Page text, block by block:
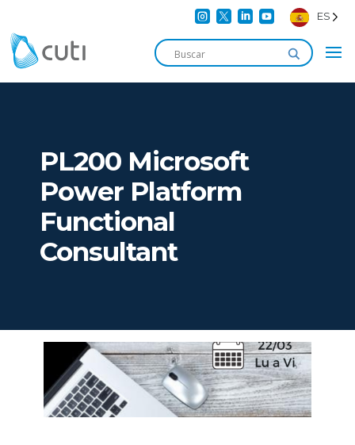
    ES
PL200 Microsoft
Power Platform
Functional
Consultant